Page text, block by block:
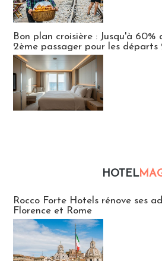
Bon plan croisière : Jusqu'à 60%
2ème passager pour les départs
HOTEL
Rocco Forte Hotels rénove ses
Florence et Rome